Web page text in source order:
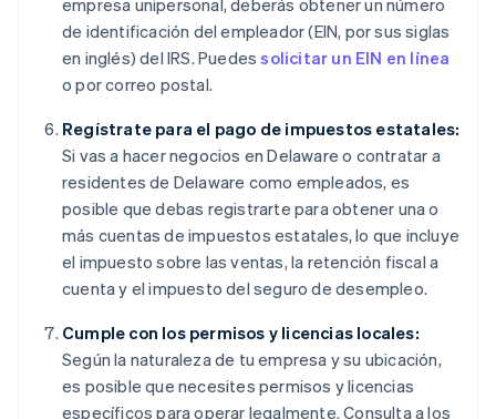
empresa unipersonal, deberás obtener un número
de identificación del empleador (EIN, por sus siglas
en inglés) del IRS. Puedessolicitar un EIN en línea
o por correo postal.
Regístrate para el pago de impuestos estatales:
Si vas a hacer negocios en Delaware o contratar a
residentes de Delaware como empleados, es
posible que debas registrarte para obtener una o
más cuentas de impuestos estatales, lo que incluye
el impuesto sobre las ventas, la retención fiscal a
cuenta y el impuesto del seguro de desempleo.
Cumple con los permisos y licencias locales:
Según la naturaleza de tu empresa y su ubicación,
es posible que necesites permisos y licencias
específicos para operar legalmente. Consulta a los